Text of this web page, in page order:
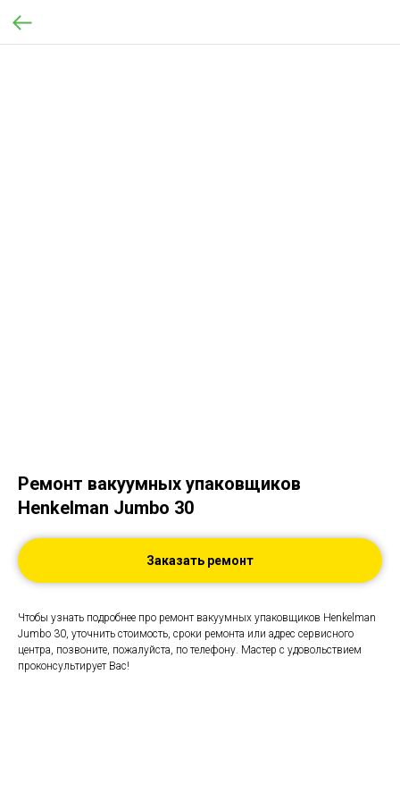
Ремонт вакуумных упаковщиков
Henkelman Jumbo 30
Заказать ремонт
Чтобы узнать подробнее про ремонт вакуумных упаковщиков Henkelman
Jumbo 30, уточнить стоимость, сроки ремонта или адрес сервисного
центра, позвоните, пожалуйста, по телефону. Мастер с удовольствием
проконсультирует Вас!